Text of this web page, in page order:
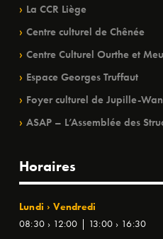
La CCR Liège
Centre culturel de Chênée
Centre Culturel Ourthe et
Espace Georges Truffaut
Foyer culturel de Jupille-
ASAP – L’Assemblée des
Horaires
Lundi › Vendredi
08:30 › 12:00 | 13:00 › 16:30